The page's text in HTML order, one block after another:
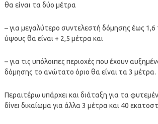
θα είναι τα δύο μέτρα
– για μεγαλύτερο συντελεστή δόμησης έως
ύψους θα είναι + 2,5 μέτρα και
– για τις υπόλοιπες περιοχές που έχουν
δόμησης το ανώτατο όριο θα είναι τα 3 μέτρα.
Περαιτέρω υπάρχει και διάταξη για τα
δίνει δικαίωμα για άλλα 3 μέτρα και 40